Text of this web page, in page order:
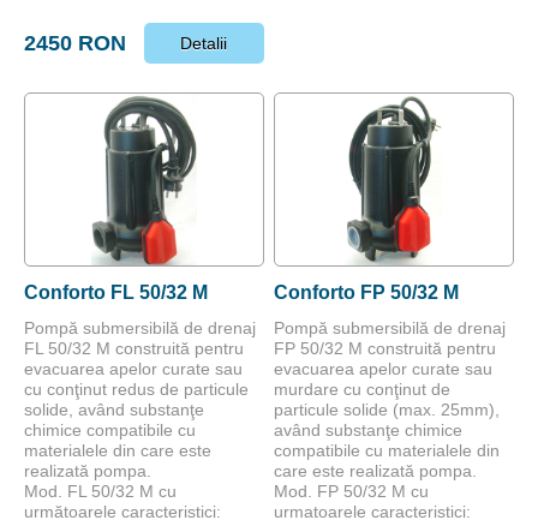
2450 RON Detalii
Conforto FL 50/32 M
Pompă submersibilă de drenaj
FL 50/32 M construită pentru
evacuarea apelor curate sau
cu conţinut redus de particule
solide, având substanţe
chimice compatibile cu
materialele din care este
realizată pompa.
Mod. FL 50/32 M cu
următoarele caracteristici:
Conforto FP 50/32 M
Pompă submersibilă de drenaj
FP 50/32 M construită pentru
evacuarea apelor curate sau
murdare cu conţinut de
particule solide (max. 25mm),
având substanţe chimice
compatibile cu materialele din
care este realizată pompa.
Mod. FP 50/32 M cu
urmatoarele caracteristici: